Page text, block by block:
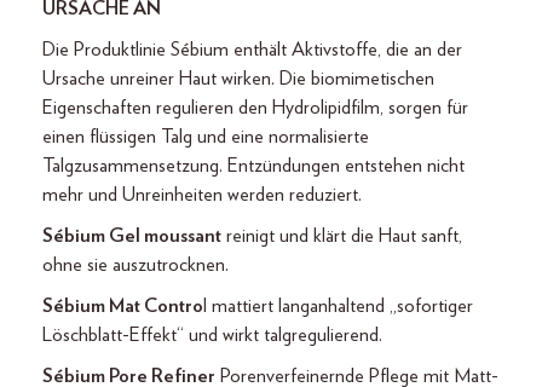
URSACHE AN
Die Produktlinie Sébium enthält Aktivstoffe, die an der
Ursache unreiner Haut wirken. Die biomimetischen
Eigenschaften regulieren den Hydrolipidfilm, sorgen für
einen flüssigen Talg und eine normalisierte
Talgzusammensetzung. Entzündungen entstehen nicht
mehr und Unreinheiten werden reduziert.
Sébium Gel moussant reinigt und klärt die Haut sanft,
ohne sie auszutrocknen.
Sébium Mat Contro l mattiert langanhaltend „sofortiger
Löschblatt-Effekt“ und wirkt talgregulierend.
Sébium Pore Refiner Porenverfeinernde Pflege mit Matt-